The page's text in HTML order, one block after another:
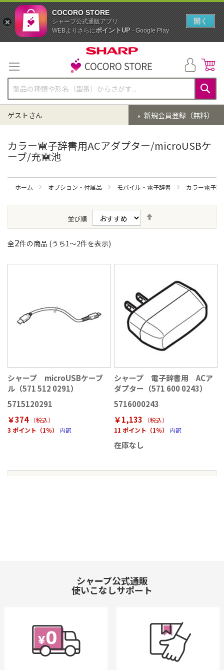
テ
ン
ツ
に
ス
キ
ッ
検
索
新規会員登録（無料）
ゲストさん
カラー電子辞書用ACアダプター/microUSBケ
ーブ/充電池
ホーム オプション・付属品 モバイル・電子辞書 カラー電子
並び順
全2件の商品 (うち1〜2件を表示)
シャープ microUSBケーブ
ル（571 512 0291）
5715120291
￥374
（税込）
3 ポイント（1％）
内訳
シャープ 電子辞書用 ACア
ダプター（571 600 0243）
5716000243
￥1,133
（税込）
11 ポイント（1％）
内訳
在庫なし
シャープ公式通販
使いこなしサポート
COCORO STORE
シャープ公式通販アプリ
WEBよりさらにポイントUP- Google Play
開く